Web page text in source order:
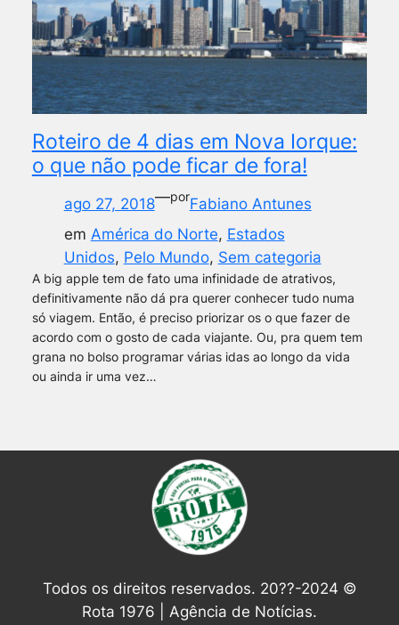
Roteiro de 4 dias em Nova Iorque:
o que não pode ficar de fora!
ago 27, 2018—porFabiano Antunes
em América do Norte, Estados
Unidos, Pelo Mundo, Sem categoria
A big apple tem de fato uma infinidade de atrativos,
definitivamente não dá pra querer conhecer tudo numa
só viagem. Então, é preciso priorizar os o que fazer de
acordo com o gosto de cada viajante. Ou, pra quem tem
grana no bolso programar várias idas ao longo da vida
ou ainda ir uma vez…
Todos os direitos reservados. 20??-2024 ©
Rota 1976 | Agência de Notícias.